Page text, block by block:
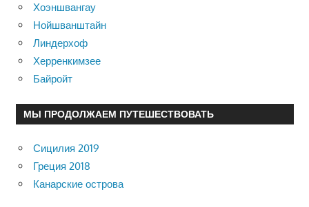
Хоэншвангау
Нойшванштайн
Линдерхоф
Херренкимзее
Байройт
МЫ ПРОДОЛЖАЕМ ПУТЕШЕСТВОВАТЬ
Сицилия 2019
Греция 2018
Канарские острова